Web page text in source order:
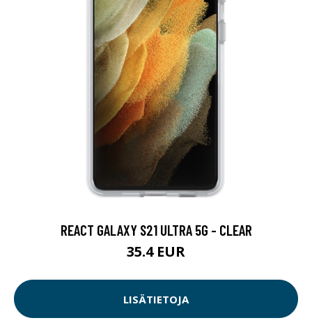
REACT GALAXY S21 ULTRA 5G - CLEAR
35.4 EUR
LISÄTIETOJA